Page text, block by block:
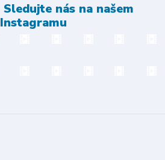
Sledujte nás na našem
Instagramu